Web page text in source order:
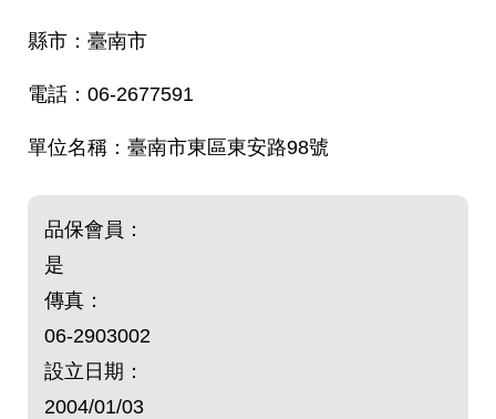
臺南市
06-2677591
臺南市東區東安路98號
品保會員：
是
傳真：
06-2903002
設立日期：
2004/01/03